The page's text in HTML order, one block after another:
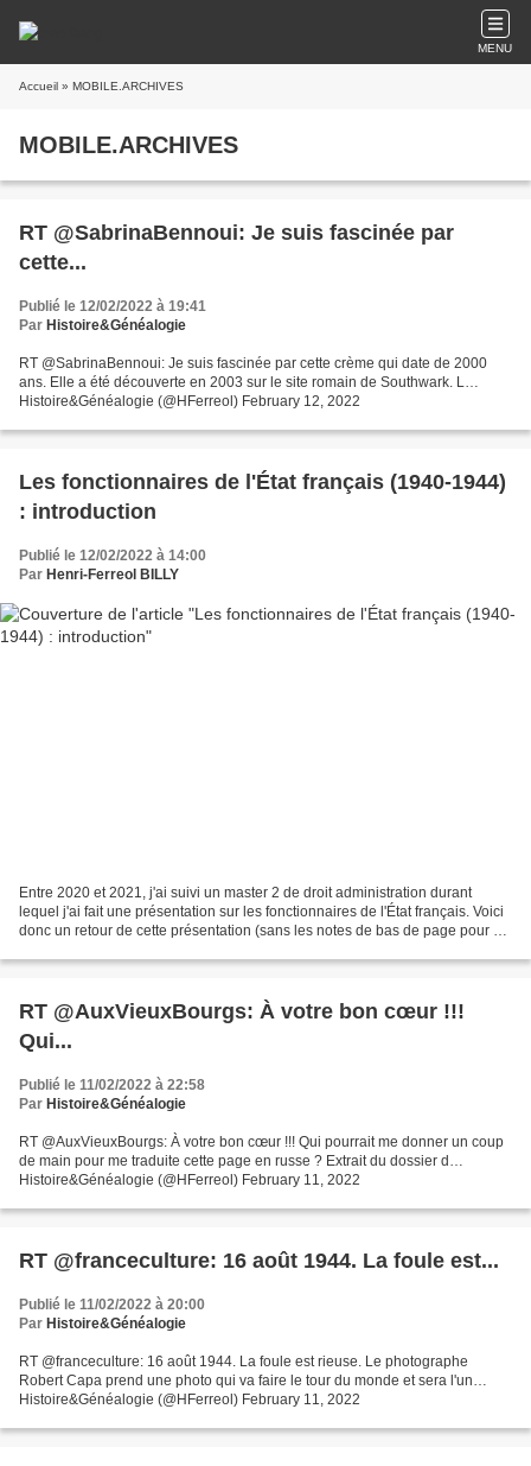
MENU
Accueil » MOBILE.ARCHIVES
MOBILE.ARCHIVES
RT @SabrinaBennoui: Je suis fascinée par
cette...
Publié le 12/02/2022 à 19:41
Par Histoire&Généalogie
RT @SabrinaBennoui: Je suis fascinée par cette crème qui date de 2000
ans. Elle a été découverte en 2003 sur le site romain de Southwark. L…
Histoire&Généalogie (@HFerreol) February 12, 2022
Les fonctionnaires de l'État français (1940-1944)
: introduction
Publié le 12/02/2022 à 14:00
Par Henri-Ferreol BILLY
Entre 2020 et 2021, j'ai suivi un master 2 de droit administration durant
lequel j'ai fait une présentation sur les fonctionnaires de l'État français. Voici
donc un retour de cette présentation (sans les notes de bas de page pour ne
RT @AuxVieuxBourgs: À votre bon cœur !!!
Qui...
Publié le 11/02/2022 à 22:58
Par Histoire&Généalogie
RT @AuxVieuxBourgs: À votre bon cœur !!! Qui pourrait me donner un coup
de main pour me traduite cette page en russe ? Extrait du dossier d…
Histoire&Généalogie (@HFerreol) February 11, 2022
RT @franceculture: 16 août 1944. La foule est...
Publié le 11/02/2022 à 20:00
Par Histoire&Généalogie
RT @franceculture: 16 août 1944. La foule est rieuse. Le photographe
Robert Capa prend une photo qui va faire le tour du monde et sera l'un…
Histoire&Généalogie (@HFerreol) February 11, 2022